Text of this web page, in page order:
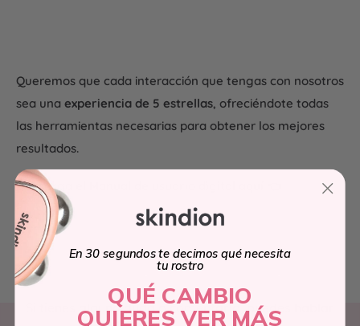
Queremos que cada interacción que tengas con nosotros
sea una experiencia de 5 estrellas, ofreciéndote todas
las herramientas necesarias para obtener los mejores
resultados.
Descarga el Manual de usuario digital aquí 👈
Si tienes alguna duda o comentario, puedes hablar
En 30 segundos te decimos qué necesita
tu rostro
QUÉ CAMBIO
QUIERES VER MÁS